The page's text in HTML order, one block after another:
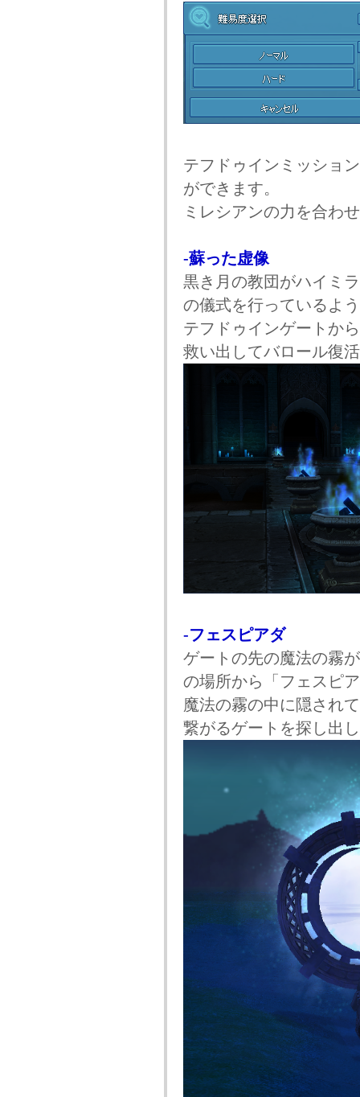
テフドゥインミッショ
ができます。
ミレシアンの力を合わ
-蘇った虚像
黒き月の教団がハイミ
の儀式を行っているよ
テフドゥインゲートか
救い出してバロール復
-フェスピアダ
ゲートの先の魔法の霧
の場所から「フェスピ
魔法の霧の中に隠され
繋がるゲートを探し出